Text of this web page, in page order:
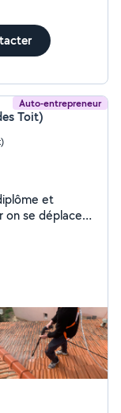
Auto-entrepreneur
Toit)
et